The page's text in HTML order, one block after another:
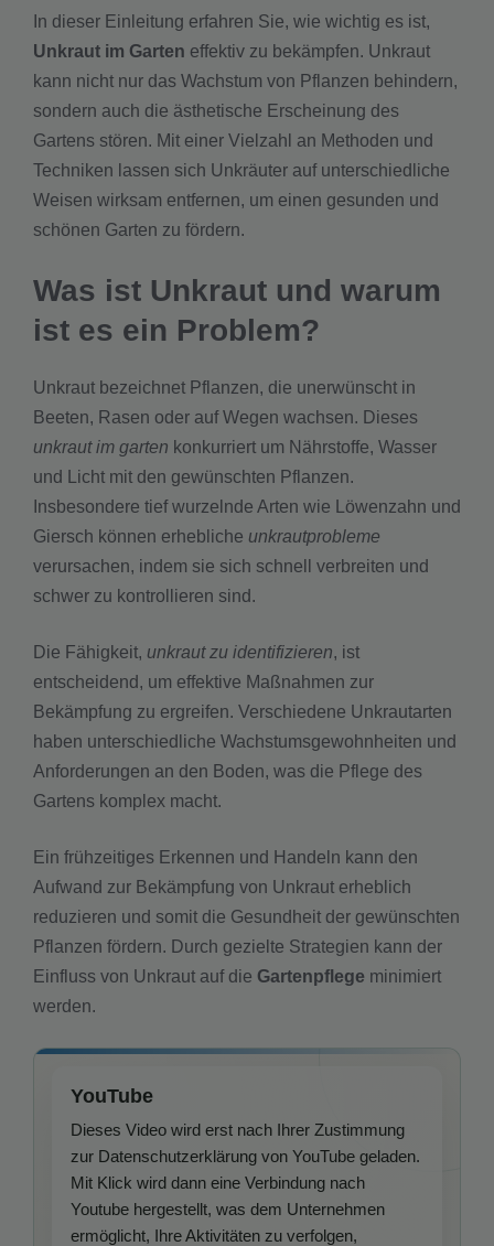
In dieser Einleitung erfahren Sie, wie wichtig es ist,
Unkraut im Garten effektiv zu bekämpfen. Unkraut
kann nicht nur das Wachstum von Pflanzen behindern,
sondern auch die ästhetische Erscheinung des
Gartens stören. Mit einer Vielzahl an Methoden und
Techniken lassen sich Unkräuter auf unterschiedliche
Weisen wirksam entfernen, um einen gesunden und
schönen Garten zu fördern.
Was ist Unkraut und warum
ist es ein Problem?
Unkraut bezeichnet Pflanzen, die unerwünscht in
Beeten, Rasen oder auf Wegen wachsen. Dieses
unkraut im garten konkurriert um Nährstoffe, Wasser
und Licht mit den gewünschten Pflanzen.
Insbesondere tief wurzelnde Arten wie Löwenzahn und
Giersch können erhebliche unkrautprobleme
verursachen, indem sie sich schnell verbreiten und
schwer zu kontrollieren sind.
Die Fähigkeit, unkraut zu identifizieren, ist
entscheidend, um effektive Maßnahmen zur
Bekämpfung zu ergreifen. Verschiedene Unkrautarten
haben unterschiedliche Wachstumsgewohnheiten und
Anforderungen an den Boden, was die Pflege des
Gartens komplex macht.
Ein frühzeitiges Erkennen und Handeln kann den
Aufwand zur Bekämpfung von Unkraut erheblich
reduzieren und somit die Gesundheit der gewünschten
Pflanzen fördern. Durch gezielte Strategien kann der
Einfluss von Unkraut auf die Gartenpflege minimiert
werden.
YouTube
Dieses Video wird erst nach Ihrer Zustimmung
zur Datenschutzerklärung von YouTube geladen.
Mit Klick wird dann eine Verbindung nach
Youtube hergestellt, was dem Unternehmen
ermöglicht, Ihre Aktivitäten zu verfolgen,